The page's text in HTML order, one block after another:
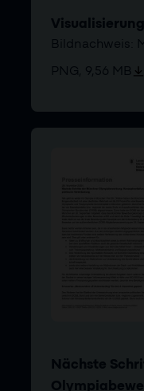
Bildnachweis:
PNG, 9,56 MB
Nächste